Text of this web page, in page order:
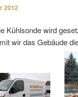
2012
Kühlsonde wird
wir das Gebäude